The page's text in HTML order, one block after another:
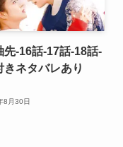
先-16話-17話-18話-
きネタバレあり
8月30日